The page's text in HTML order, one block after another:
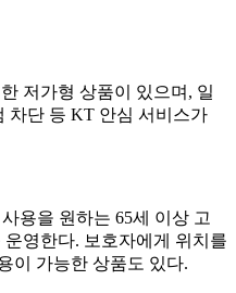
저가형 상품이 있으며, 일
차단 등 KT 안심 서비스가
용을 원하는 65세 이상 고
영한다. 보호자에게 위치를
이 가능한 상품도 있다.